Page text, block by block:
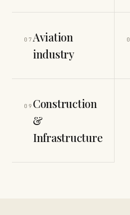
07 Aviation
industry
09 Construction
&
Infrastructure